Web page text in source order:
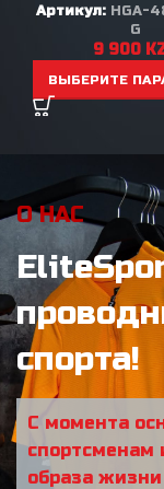
Артикул: HGA-
G
9 900
ВЫБЕРИТЕ
О НАС
спорта!
С момента
спортсменам
образа